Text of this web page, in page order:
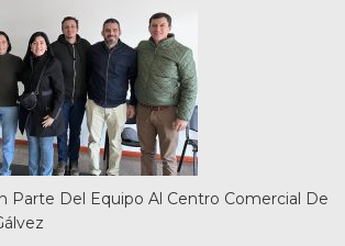
Parte Del Equipo Al Centro Comercial De